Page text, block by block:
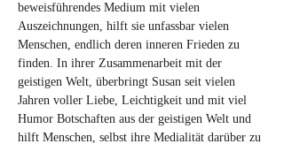
beweisführendes Medium mit vielen
Auszeichnungen, hilft sie unfassbar vielen
Menschen, endlich deren inneren Frieden zu
finden. In ihrer Zusammenarbeit mit der
geistigen Welt, überbringt Susan seit vielen
Jahren voller Liebe, Leichtigkeit und mit viel
Humor Botschaften aus der geistigen Welt und
hilft Menschen, selbst ihre Medialität darüber zu